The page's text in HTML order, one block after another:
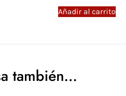
Añadir al carrito
también...